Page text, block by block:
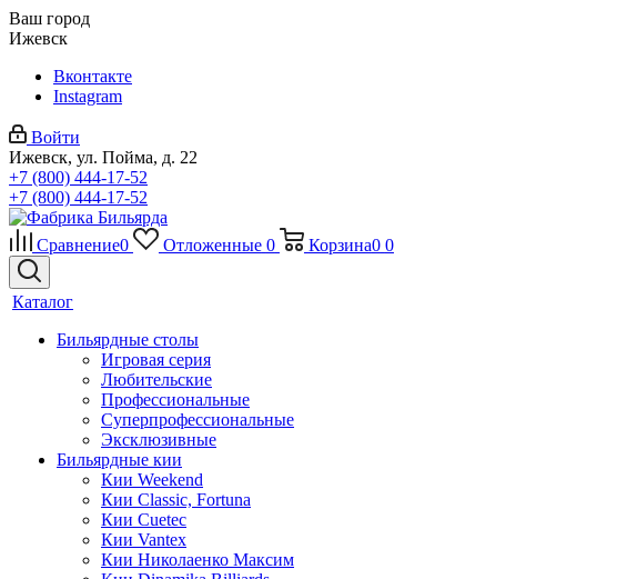
Ваш город
Ижевск
Вконтакте
Instagram
Войти
Ижевск, ул. Пойма, д. 22
+7 (800) 444-17-52
+7 (800) 444-17-52
Сравнение0 Отложенные 0 Корзина0 0
Каталог
Бильярдные столы
Игровая серия
Любительские
Профессиональные
Суперпрофессиональные
Эксклюзивные
Бильярдные кии
Кии Weekend
Кии Classic, Fortuna
Кии Cuetec
Кии Vantex
Кии Николаенко Максим